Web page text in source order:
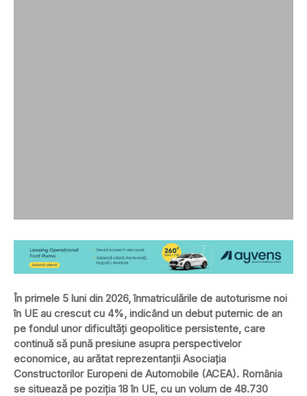
În primele 5 luni din 2026, înmatriculările de autoturisme noi
în UE au crescut cu 4%, indicând un debut puternic de an
pe fondul unor dificultăți geopolitice persistente, care
continuă să pună presiune asupra perspectivelor
economice, au arătat reprezentanții Asociația
Constructorilor Europeni de Automobile (ACEA). România
se situează pe poziția 18 în UE, cu un volum de 48.730